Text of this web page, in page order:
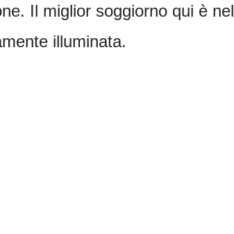
Il miglior soggiorno qui è nel
illuminata.